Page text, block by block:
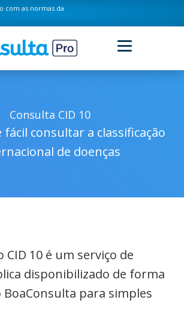
com as normas da
Consulta CID 10
fácil consultar a classificação
de doenças
CID 10 é um serviço de
disponibilizado de forma
para simples